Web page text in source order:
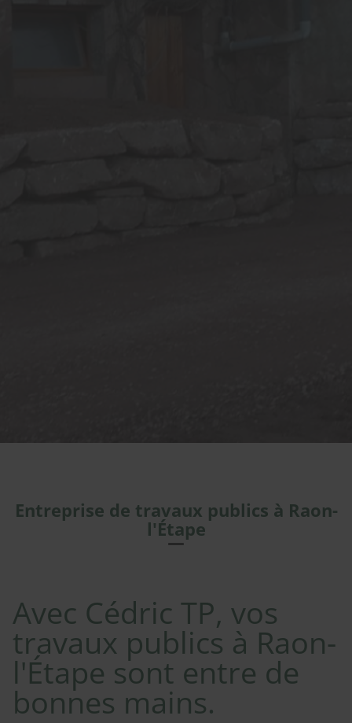
Entreprise de travaux publics à Raon-
l'Étape
Avec Cédric TP, vos
travaux publics à Raon-
l'Étape sont entre de
bonnes mains.